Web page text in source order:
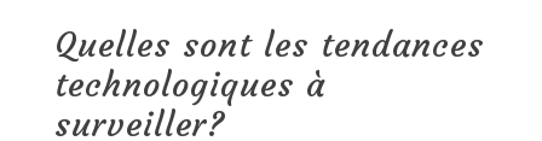
Quelles sont les tendances
technologiques à
surveiller?